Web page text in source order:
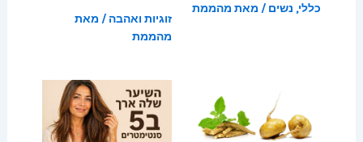
כללי, נשים / מאת מהממת
זוגיות ואהבה / מאת
מהממת